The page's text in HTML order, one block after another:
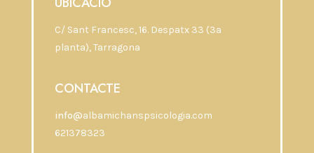
C/ Sant Francesc, 16. Despatx 33 (3a
planta),Tarragona
CONTACTE
info@albamichanspsicologia.com
621378323